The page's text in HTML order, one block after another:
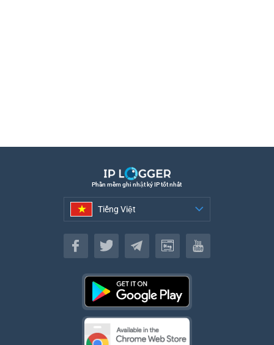
Phần mềm ghi nhật ký IP tốt nhất
Tiếng Việt
Tiếng Việt